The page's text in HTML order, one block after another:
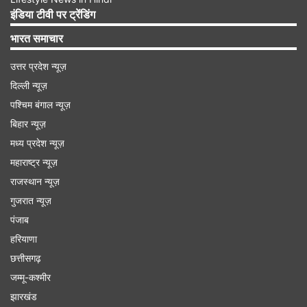
उड़ा सकते हैं। उन्होंने अभी तक टी20 क्रिकेट के 430
मुकाबलों में कुल 12035 रन बनाए हैं, जिसमें उनके बल्ले से 8
शतक और 84 अर्धशतक निकले हैं।
इंडिया टीवी पर ट्रेंडिंग
भारत समाचार
उत्तर प्रदेश न्यूज़
दिल्ली न्यूज़
पश्चिम बंगाल न्यूज़
बिहार न्यूज़
मध्य प्रदेश न्यूज़
महाराष्ट्र न्यूज़
राजस्थान न्यूज़
गुजरात न्यूज़
पंजाब
हरियाणा
छत्तीसगढ़
जम्मू-कश्मीर
झारखंड